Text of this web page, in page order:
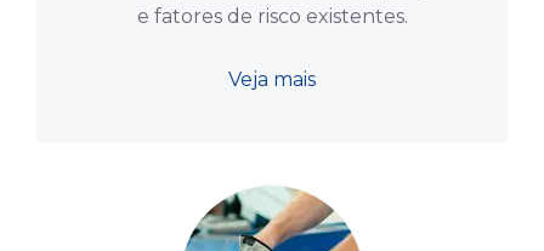
e fatores de risco existentes.
Veja mais